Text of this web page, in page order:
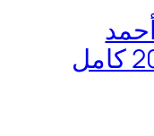
النعماني المزيف 2026 كامل